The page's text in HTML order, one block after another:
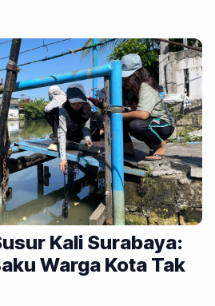
Kali Surabaya:
Warga Kota Tak